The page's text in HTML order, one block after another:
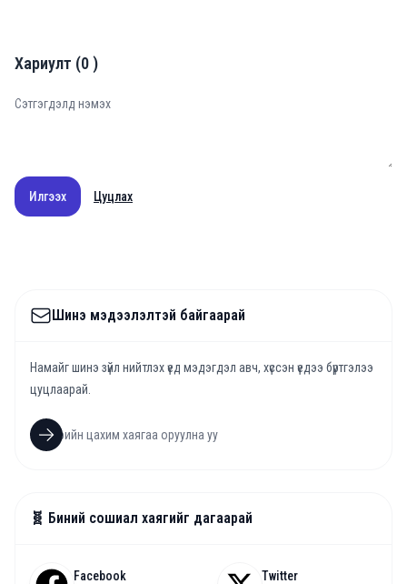
Хариулт (0)
Илгээх Цуцлах
Шинэ мэдээлэлтэй байгаарай
Намайг шинэ зүйл нийтлэх үед мэдэгдэл авч, хүссэн үедээ бүртгэлээ
цуцлаарай.
🧬 Биний сошиал хаягийг дагаарай
Facebook Twitter